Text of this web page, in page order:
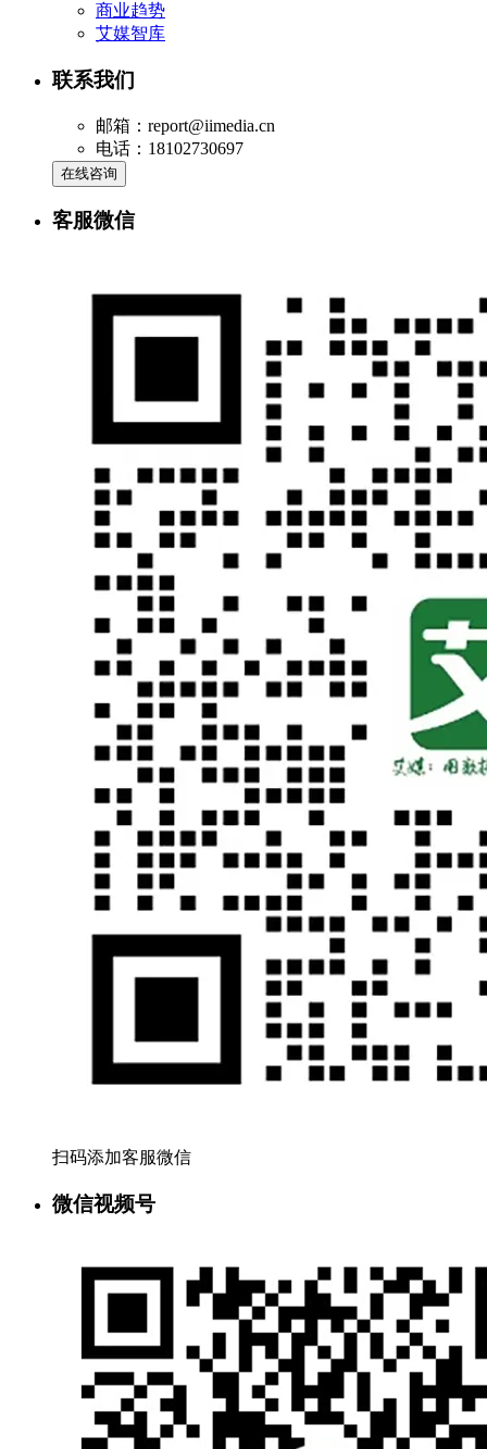
商业趋势
艾媒智库
联系我们
邮箱：report@iimedia.cn
电话：18102730697
在线咨询
客服微信
扫码添加客服微信
微信视频号